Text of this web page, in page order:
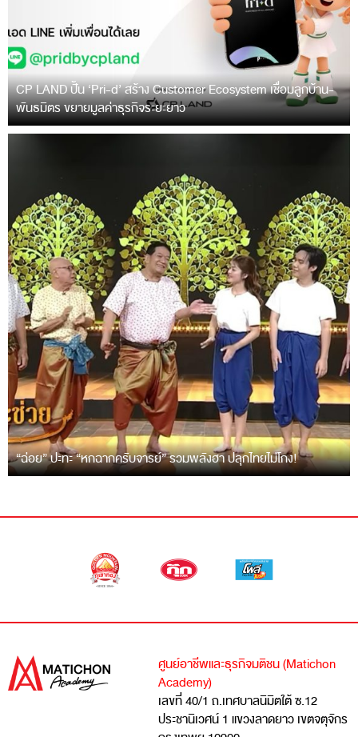
CP LAND ปั้น ‘Pri-d’ สร้าง Customer Ecosystem เชื่อมลูกบ้าน-
พันธมิตร ขยายมูลค่าธุรกิจระยะยาว
“ฉ่อย” ปะทะ “หกฉากครับจารย์” รวมพลังฮา ปลุกไทยไม่โกง!
ศูนย์อาชีพและธุรกิจมติชน (Matichon
Academy)
เลขที่ 40/1 ถ.เทศบาลนิมิตใต้ ซ.12
ประชานิเวศน์ 1 แขวงลาดยาว เขตจตุจักร